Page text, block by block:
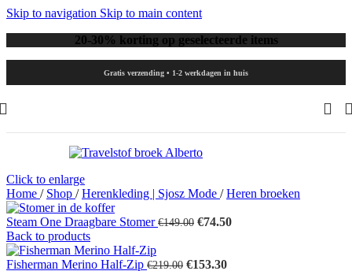
Skip to navigation Skip to main content
20-30% korting op geselecteerde items
Gratis verzending • 1-2 werkdagen in huis
Click to enlarge
Home / Shop / Herenkleding | Sjosz Mode / Heren broeken
Steam One Draagbare Stomer€149.00 Oorspronkelijke
€149.00.
€74.50Huidige
Back to products
Fisherman Merino Half-Zip €219.00 Oorspronkelijke
€153.30Huidige